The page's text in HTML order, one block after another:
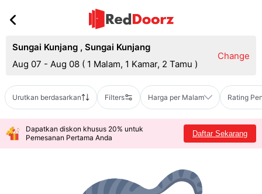
Sungai Kunjang , Sungai Kunjang
Aug 07 - Aug 08 ( 1 Malam, 1 Kamar, 2 Tamu )
Change
Urutkan berdasarkan Filters Harga per Malam Rating
Dapatkan diskon khusus 20% untuk
Pemesanan Pertama Anda
Daftar Sekarang